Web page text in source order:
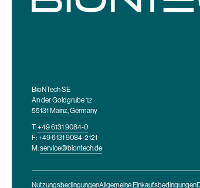
BioNTech SE
An der Goldgrube 12
55131 Mainz, Germany
T:+49 6131 9084-0
F: +49 6131 9084-2121
M:service@biontech.de
NutzungsbedingungenAllgemeine Einkaufsbedingungen